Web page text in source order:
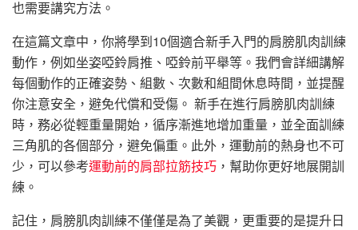
也需要講究方法。
在這篇文章中，你將學到10個適合新手入門的肩膀肌肉訓練
動作，例如坐姿啞鈴肩推、啞鈴前平舉等。我們會詳細講解
每個動作的正確姿勢、組數、次數和組間休息時間，並提醒
你注意安全，避免代償和受傷。 新手在進行肩膀肌肉訓練
時，務必從輕重量開始，循序漸進地增加重量，並全面訓練
三角肌的各個部分，避免偏重。此外，運動前的熱身也不可
少，可以參考運動前的肩部拉筋技巧 ，幫助你更好地展開訓
練。
記住，肩膀肌肉訓練不僅僅是為了美觀，更重要的是提升日